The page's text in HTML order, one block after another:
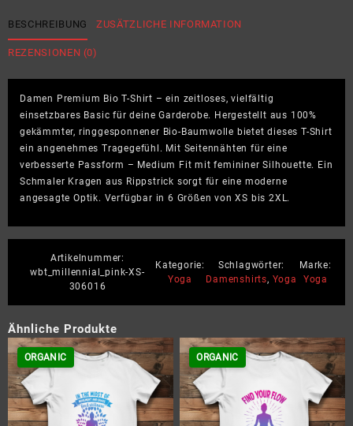
find
your
peace
Premium
Bio
T-
Shirt
Menge
BESCHREIBUNG ZUSÄTZLICHE INFORMATION
REZENSIONEN (0)
Damen Premium Bio T-Shirt – ein zeitloses, vielfältig
einsetzbares Basic für deine Garderobe. Hergestellt aus 100%
gekämmter, ringgesponnener Bio-Baumwolle bietet dieses T-Shirt
ein angenehmes Tragegefühl. Mit Seitennähten für eine
verbesserte Passform – Medium Fit mit femininer Silhouette. Ein
Schmaler Kragen aus Rippstrick sorgt für eine moderne
angesagte Optik. Verfügbar in 6 Größen von XS bis 2XL.
Artikelnummer:
wbt_millennial_pink-XS-
306016
Kategorie:
Yoga
Schlagwörter:
Damenshirts, Yoga
Marke:
Yoga
Ähnliche Produkte
ORGANIC ORGANIC